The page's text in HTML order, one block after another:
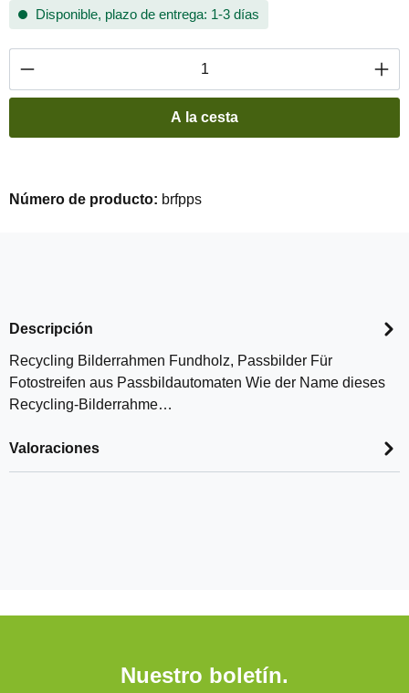
Disponible, plazo de entrega: 1-3 días
Cantidad del producto: introduce la
A la cesta
Número de producto: brfpps
Descripción
Recycling Bilderrahmen Fundholz, Passbilder Für
Fotostreifen aus Passbildautomaten Wie der Name dieses
Recycling-Bilderrahme…
Valoraciones
Nuestro boletín.